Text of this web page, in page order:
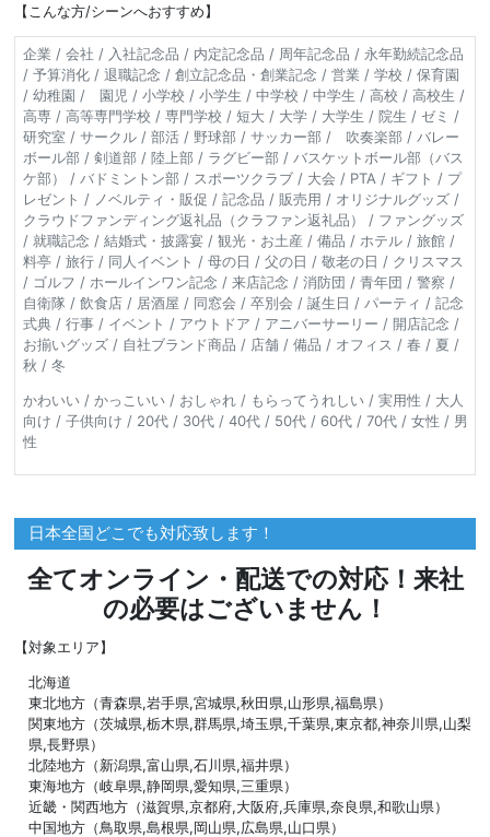
【こんな方/シーンへおすすめ】
企業 / 会社 / 入社記念品 / 内定記念品 / 周年記念品 / 永年勤続記念品
/ 予算消化 / 退職記念 / 創立記念品・創業記念 / 営業 / 学校 / 保育園
/ 幼稚園 / 園児 / 小学校 / 小学生 / 中学校 / 中学生 / 高校 / 高校生 /
高専 / 高等専門学校 / 専門学校 / 短大 / 大学 / 大学生 / 院生 / ゼミ /
研究室 / サークル / 部活 / 野球部 / サッカー部 / 吹奏楽部 / バレー
ボール部 / 剣道部 / 陸上部 / ラグビー部 / バスケットボール部（バス
ケ部） / バドミントン部 / スポーツクラブ / 大会 / PTA / ギフト / プ
レゼント / ノベルティ・販促 / 記念品 / 販売用 / オリジナルグッズ /
クラウドファンディング返礼品（クラファン返礼品） / ファングッズ
/ 就職記念 / 結婚式・披露宴 / 観光・お土産 / 備品 / ホテル / 旅館 /
料亭 / 旅行 / 同人イベント / 母の日 / 父の日 / 敬老の日 / クリスマス
/ ゴルフ / ホールインワン記念 / 来店記念 / 消防団 / 青年団 / 警察 /
自衛隊 / 飲食店 / 居酒屋 / 同窓会 / 卒別会 / 誕生日 / パーティ / 記念
式典 / 行事 / イベント / アウトドア / アニバーサーリー / 開店記念 /
お揃いグッズ / 自社ブランド商品 / 店舗 / 備品 / オフィス / 春 / 夏 /
秋 / 冬
かわいい / かっこいい / おしゃれ / もらってうれしい / 実用性 / 大人
向け / 子供向け / 20代 / 30代 / 40代 / 50代 / 60代 / 70代 / 女性 / 男
性
日本全国どこでも対応致します！
全てオンライン・配送での対応！来社
の必要はございません！
【対象エリア】
北海道
東北地方（青森県,岩手県,宮城県,秋田県,山形県,福島県）
関東地方（茨城県,栃木県,群馬県,埼玉県,千葉県,東京都,神奈川県,山梨
県,長野県）
北陸地方（新潟県,富山県,石川県,福井県）
東海地方（岐阜県,静岡県,愛知県,三重県）
近畿・関西地方（滋賀県,京都府,大阪府,兵庫県,奈良県,和歌山県）
中国地方（鳥取県,島根県,岡山県,広島県,山口県）